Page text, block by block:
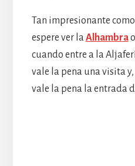
Tan impresionante
espere ver laAlhambrao
cuando entre a la
vale la pena una visita
vale la pena la entrada